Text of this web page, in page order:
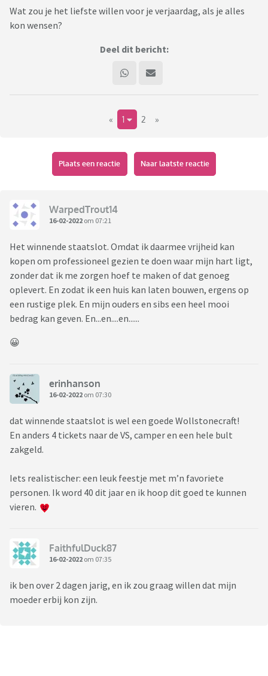
Wat zou je het liefste willen voor je verjaardag, als je alles
kon wensen?
Deel dit bericht:
« 1 2 »
Plaats een reactie Naar laatste reactie
WarpedTrout14
16-02-2022 om 07:21
Het winnende staatslot. Omdat ik daarmee vrijheid kan
kopen om professioneel gezien te doen waar mijn hart ligt,
zonder dat ik me zorgen hoef te maken of dat genoeg
oplevert. En zodat ik een huis kan laten bouwen, ergens op
een rustige plek. En mijn ouders en sibs een heel mooi
bedrag kan geven. En...en....en......
😀
erinhanson
16-02-2022 om 07:30
dat winnende staatslot is wel een goede Wollstonecraft!
En anders 4 tickets naar de VS, camper en een hele bult
zakgeld.
Iets realistischer: een leuk feestje met m’n favoriete
personen. Ik word 40 dit jaar en ik hoop dit goed te kunnen
vieren.
FaithfulDuck87
16-02-2022 om 07:35
ik ben over 2 dagen jarig, en ik zou graag willen dat mijn
moeder erbij kon zijn.